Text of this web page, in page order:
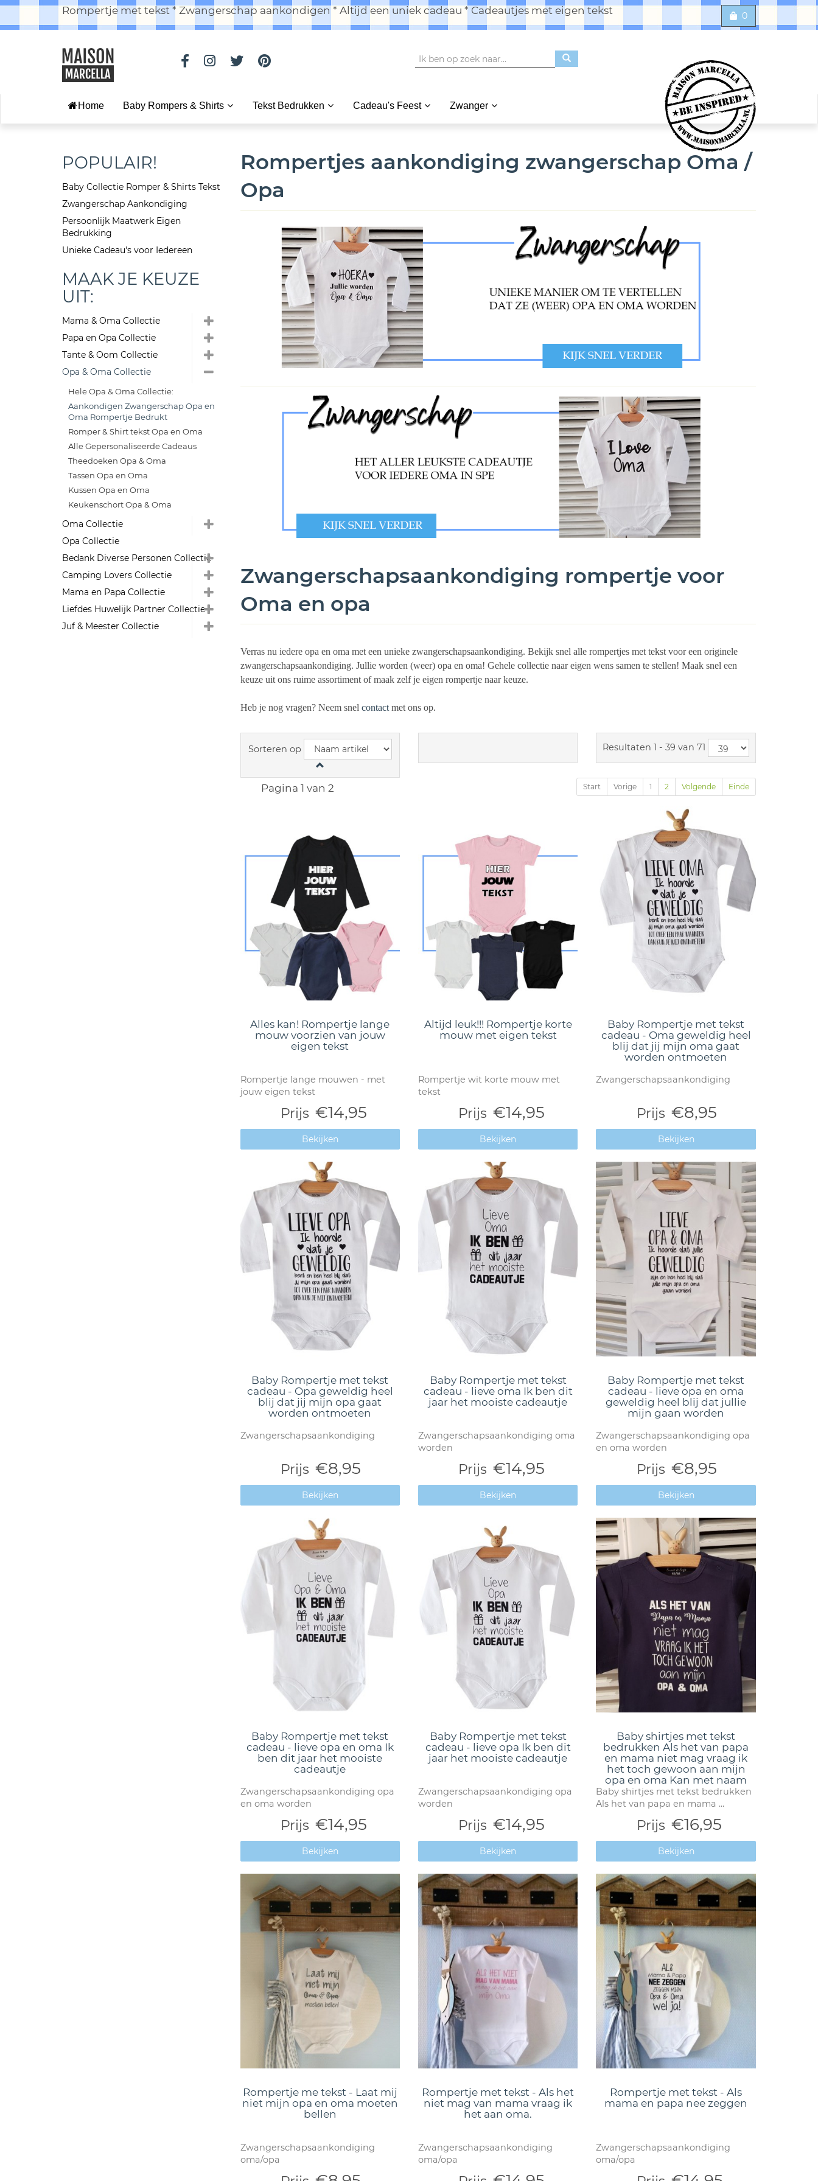
Rompertje met tekst * Zwangerschap aankondigen * Altijd een uniek cadeau * Cadeautjes met eigen tekst 0
Home Baby Rompers & Shirts Tekst Bedrukken Cadeau's Feest Zwanger
Rompertjes aankondiging zwangerschap Oma /
Opa
Zwangerschapsaankondiging rompertje voor
Oma en opa
Verras nu iedere opa en oma met een unieke zwangerschapsaankondiging. Bekijk snel alle rompertjes met tekst voor een originele
zwangerschapsaankondiging. Jullie worden (weer) opa en oma! Gehele collectie naar eigen wens samen te stellen! Maak snel een
keuze uit ons ruime assortiment of maak zelf je eigen rompertje naar keuze.
Heb je nog vragen? Neem snel contact met ons op.
Sorteren op Resultaten 1 - 39 van 71
Pagina 1 van 2 Start Vorige 1 2 Volgende Einde
Alles kan! Rompertje lange
mouw voorzien van jouw
eigen tekst
Rompertje lange mouwen - met
jouw eigen tekst
Prijs €14,95
Bekijken
Altijd leuk!!! Rompertje korte
mouw met eigen tekst
Rompertje wit korte mouw met
tekst
Prijs €14,95
Bekijken
Baby Rompertje met tekst
cadeau - Oma geweldig heel
blij dat jij mijn oma gaat
worden ontmoeten
Zwangerschapsaankondiging
Prijs €8,95
Bekijken
Baby Rompertje met tekst
cadeau - Opa geweldig heel
blij dat jij mijn opa gaat
worden ontmoeten
Zwangerschapsaankondiging
Prijs €8,95
Bekijken
Baby Rompertje met tekst
cadeau - lieve oma Ik ben dit
jaar het mooiste cadeautje
Zwangerschapsaankondiging oma
worden
Prijs €14,95
Bekijken
Baby Rompertje met tekst
cadeau - lieve opa en oma
geweldig heel blij dat jullie
mijn gaan worden
Zwangerschapsaankondiging opa
en oma worden
Prijs €8,95
Bekijken
Baby Rompertje met tekst
cadeau - lieve opa en oma Ik
ben dit jaar het mooiste
cadeautje
Zwangerschapsaankondiging opa
en oma worden
Prijs €14,95
Bekijken
Baby Rompertje met tekst
cadeau - lieve opa Ik ben dit
jaar het mooiste cadeautje
Zwangerschapsaankondiging opa
worden
Prijs €14,95
Bekijken
Baby shirtjes met tekst
bedrukken Als het van papa
en mama niet mag vraag ik
het toch gewoon aan mijn
opa en oma Kan met naam
Baby shirtjes met tekst bedrukken
Als het van papa en mama ...
Prijs €16,95
Bekijken
Rompertje me tekst - Laat mij
niet mijn opa en oma moeten
bellen
Zwangerschapsaankondiging
oma/opa
Rompertje met tekst - Als het
niet mag van mama vraag ik
het aan oma.
Zwangerschapsaankondiging
oma/opa
Rompertje met tekst - Als
mama en papa nee zeggen
Zwangerschapsaankondiging
oma/opa
POPULAIR!
Baby Collectie Romper & Shirts Tekst
Zwangerschap Aankondiging
Persoonlijk Maatwerk Eigen
Bedrukking
Unieke Cadeau's voor Iedereen
MAAK JE KEUZE
UIT:
Mama & Oma Collectie
Papa en Opa Collectie
Tante & Oom Collectie
Opa & Oma Collectie
Hele Opa & Oma Collectie:
Aankondigen Zwangerschap Opa en
Oma Rompertje Bedrukt
Romper & Shirt tekst Opa en Oma
Alle Gepersonaliseerde Cadeaus
Theedoeken Opa & Oma
Tassen Opa en Oma
Kussen Opa en Oma
Keukenschort Opa & Oma
Oma Collectie
Opa Collectie
Bedank Diverse Personen Collectie
Camping Lovers Collectie
Mama en Papa Collectie
Liefdes Huwelijk Partner Collectie
Juf & Meester Collectie